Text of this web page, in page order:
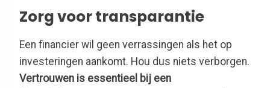
Zorg voor transparantie
Een financier wil geen verrassingen als het op
investeringen aankomt. Hou dus niets verborgen.
Vertrouwen is essentieel bij een